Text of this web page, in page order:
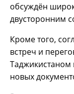
обсуждён
двусторонним
Кроме того,
встреч и
новых